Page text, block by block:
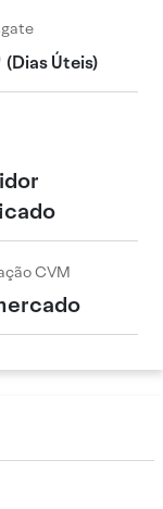
(Dias Úteis)
CVM